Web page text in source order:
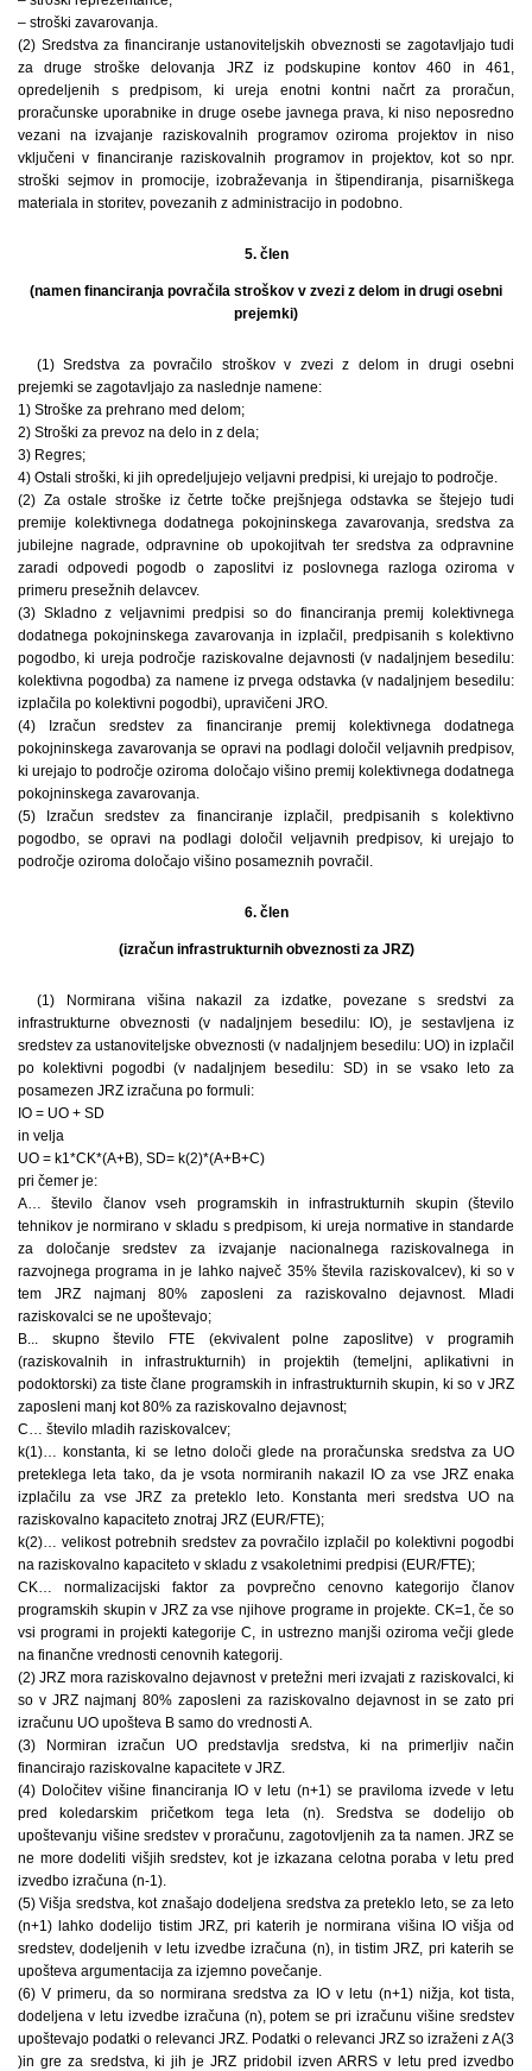
– stroški zavarovanja.
(2) Sredstva za financiranje ustanoviteljskih obveznosti se zagotavljajo tudi
za druge stroške delovanja JRZ iz podskupine kontov 460 in 461,
opredeljenih s predpisom, ki ureja enotni kontni načrt za proračun,
proračunske uporabnike in druge osebe javnega prava, ki niso neposredno
vezani na izvajanje raziskovalnih programov oziroma projektov in niso
vključeni v financiranje raziskovalnih programov in projektov, kot so npr.
stroški sejmov in promocije, izobraževanja in štipendiranja, pisarniškega
materiala in storitev, povezanih z administracijo in podobno.
5. člen
(namen financiranja povračila stroškov v zvezi z delom in drugi osebni
prejemki)
(1) Sredstva za povračilo stroškov v zvezi z delom in drugi osebni
prejemki se zagotavljajo za naslednje namene:
1) Stroške za prehrano med delom;
2) Stroški za prevoz na delo in z dela;
3) Regres;
4) Ostali stroški, ki jih opredeljujejo veljavni predpisi, ki urejajo to področje.
(2) Za ostale stroške iz četrte točke prejšnjega odstavka se štejejo tudi
premije kolektivnega dodatnega pokojninskega zavarovanja, sredstva za
jubilejne nagrade, odpravnine ob upokojitvah ter sredstva za odpravnine
zaradi odpovedi pogodb o zaposlitvi iz poslovnega razloga oziroma v
primeru presežnih delavcev.
(3) Skladno z veljavnimi predpisi so do financiranja premij kolektivnega
dodatnega pokojninskega zavarovanja in izplačil, predpisanih s kolektivno
pogodbo, ki ureja področje raziskovalne dejavnosti (v nadaljnjem besedilu:
kolektivna pogodba) za namene iz prvega odstavka (v nadaljnjem besedilu:
izplačila po kolektivni pogodbi), upravičeni JRO.
(4) Izračun sredstev za financiranje premij kolektivnega dodatnega
pokojninskega zavarovanja se opravi na podlagi določil veljavnih predpisov,
ki urejajo to področje oziroma določajo višino premij kolektivnega dodatnega
pokojninskega zavarovanja.
(5) Izračun sredstev za financiranje izplačil, predpisanih s kolektivno
pogodbo, se opravi na podlagi določil veljavnih predpisov, ki urejajo to
področje oziroma določajo višino posameznih povračil.
6. člen
(izračun infrastrukturnih obveznosti za JRZ)
(1) Normirana višina nakazil za izdatke, povezane s sredstvi za
infrastrukturne obveznosti (v nadaljnjem besedilu: IO), je sestavljena iz
sredstev za ustanoviteljske obveznosti (v nadaljnjem besedilu: UO) in izplačil
po kolektivni pogodbi (v nadaljnjem besedilu: SD) in se vsako leto za
posamezen JRZ izračuna po formuli:
IO = UO + SD
in velja
UO = k1*CK*(A+B), SD= k(2)*(A+B+C)
pri čemer je:
A… število članov vseh programskih in infrastrukturnih skupin (število
tehnikov je normirano v skladu s predpisom, ki ureja normative in standarde
za določanje sredstev za izvajanje nacionalnega raziskovalnega in
razvojnega programa in je lahko največ 35% števila raziskovalcev), ki so v
tem JRZ najmanj 80% zaposleni za raziskovalno dejavnost. Mladi
raziskovalci se ne upoštevajo;
B... skupno število FTE (ekvivalent polne zaposlitve) v programih
(raziskovalnih in infrastrukturnih) in projektih (temeljni, aplikativni in
podoktorski) za tiste člane programskih in infrastrukturnih skupin, ki so v JRZ
zaposleni manj kot 80% za raziskovalno dejavnost;
C… število mladih raziskovalcev;
k(1)… konstanta, ki se letno določi glede na proračunska sredstva za UO
preteklega leta tako, da je vsota normiranih nakazil IO za vse JRZ enaka
izplačilu za vse JRZ za preteklo leto. Konstanta meri sredstva UO na
raziskovalno kapaciteto znotraj JRZ (EUR/FTE);
k(2)… velikost potrebnih sredstev za povračilo izplačil po kolektivni pogodbi
na raziskovalno kapaciteto v skladu z vsakoletnimi predpisi (EUR/FTE);
CK… normalizacijski faktor za povprečno cenovno kategorijo članov
programskih skupin v JRZ za vse njihove programe in projekte. CK=1, če so
vsi programi in projekti kategorije C, in ustrezno manjši oziroma večji glede
na finančne vrednosti cenovnih kategorij.
(2) JRZ mora raziskovalno dejavnost v pretežni meri izvajati z raziskovalci, ki
so v JRZ najmanj 80% zaposleni za raziskovalno dejavnost in se zato pri
izračunu UO upošteva B samo do vrednosti A.
(3) Normiran izračun UO predstavlja sredstva, ki na primerljiv način
financirajo raziskovalne kapacitete v JRZ.
(4) Določitev višine financiranja IO v letu (n+1) se praviloma izvede v letu
pred koledarskim pričetkom tega leta (n). Sredstva se dodelijo ob
upoštevanju višine sredstev v proračunu, zagotovljenih za ta namen. JRZ se
ne more dodeliti višjih sredstev, kot je izkazana celotna poraba v letu pred
izvedbo izračuna (n-1).
(5) Višja sredstva, kot znašajo dodeljena sredstva za preteklo leto, se za leto
(n+1) lahko dodelijo tistim JRZ, pri katerih je normirana višina IO višja od
sredstev, dodeljenih v letu izvedbe izračuna (n), in tistim JRZ, pri katerih se
upošteva argumentacija za izjemno povečanje.
(6) V primeru, da so normirana sredstva za IO v letu (n+1) nižja, kot tista,
dodeljena v letu izvedbe izračuna (n), potem se pri izračunu višine sredstev
upoštevajo podatki o relevanci JRZ. Podatki o relevanci JRZ so izraženi z A(3
)in gre za sredstva, ki jih je JRZ pridobil izven ARRS v letu pred izvedbo